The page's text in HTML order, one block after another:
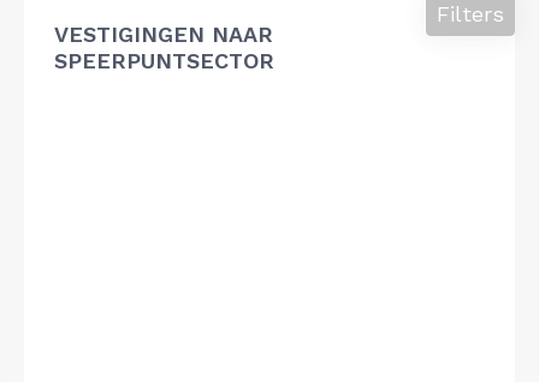
VESTIGINGEN NAAR
SPEERPUNTSECTOR
Filters